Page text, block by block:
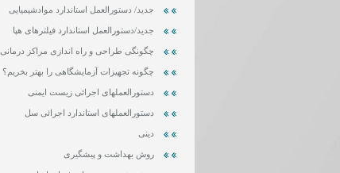
جدید/ دستورالعمل استاندارد موادشیمیایی
جدید/دستورالعمل استاندارد فیلترهای هپا
چگونگی طراحی و راه اندازی مراکز درمانی
چگونه تجهیزات آزمایشگاهی را بهتر بخریم؟
دستورالعملهای اجرائی زیست ایمنی
دستورالعملهای استاندارد اجرائی سل
دینی
روش بهداشت و پیشگیری